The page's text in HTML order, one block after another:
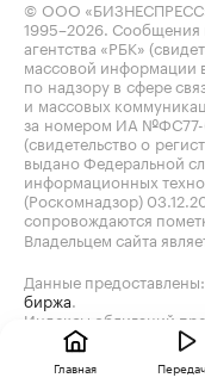
© ООО
1995–2026 .
агентства «РБК»
массовой информации
по надзору в сфере
и массовых
за номером ИА №ФС77-
(свидетельство о
выдано Федеральной
информационных
(Роскомнадзор)
сопровождаются
Владельцем сайта
Данные предоставлены:
биржа
Индексы облигаций
Главная